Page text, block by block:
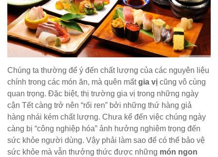
Chúng ta thường để ý đến chất lượng của các nguyên liệu
chính trong các món ăn, mà quên mấtgia vị cũng vô cùng
quan trọng. Đặc biệt, thị trường gia vị trong những ngày
cận Tết càng trở nên “rối ren” bởi những thứ hàng giả
hàng nhái kém chất lượng. Chưa kể đến việc chúng ngày
càng bị “công nghiệp hóa” ảnh hưởng nghiêm trọng đến
sức khỏe người dùng. Vậy phải làm sao để có thể bảo vệ
sức khỏe mà vẫn thưởng thức được những món ngon